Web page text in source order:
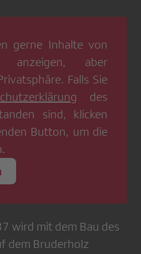
gerne Inhalte von
anzeigen, aber
Falls Sie
des
sind, klicken
Button, um die
wird mit dem Bau des
dem Bruderholz